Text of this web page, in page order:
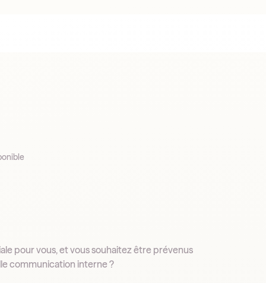
pour vous, et vous souhaitez être prévenus
communication interne ?